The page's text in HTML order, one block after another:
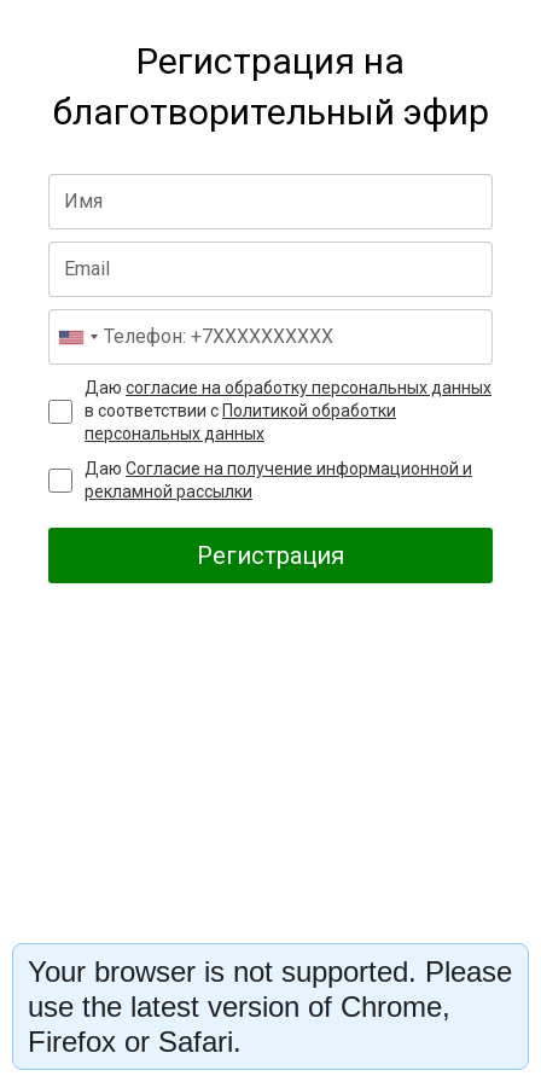
Регистрация на
благотворительный эфир
Даю согласие на обработку персональных данных
в соответствии с Политикой обработки
персональных данных
Даю Согласие на получение информационной и
рекламной рассылки
Регистрация
Your browser is not supported. Please
use the latest version of Chrome,
Firefox or Safari.